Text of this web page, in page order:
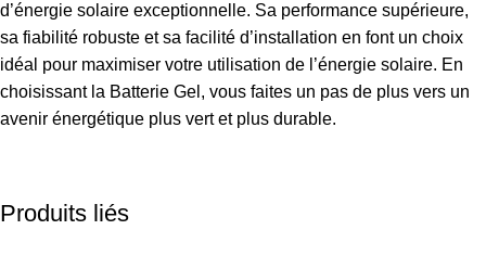
d’énergie solaire exceptionnelle. Sa performance supérieure,
sa fiabilité robuste et sa facilité d’installation en font un choix
idéal pour maximiser votre utilisation de l’énergie solaire. En
choisissant la Batterie Gel, vous faites un pas de plus vers un
avenir énergétique plus vert et plus durable.
Produits liés